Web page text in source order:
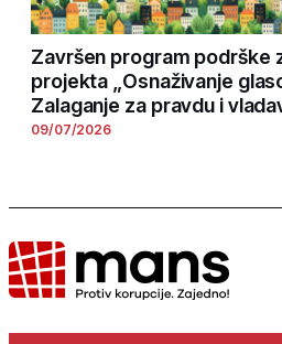
Završen program podrške
projekta „Osnaživanje
Zalaganje za pravdu i
09/07/2026